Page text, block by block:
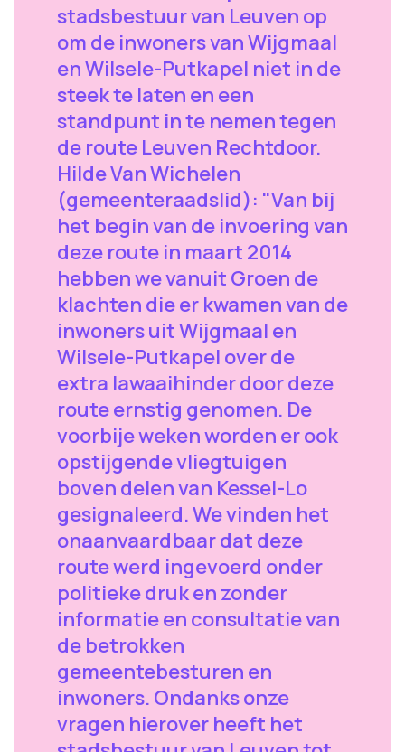
stadsbestuur van Leuven op
om de inwoners van Wijgmaal
en Wilsele-Putkapel niet in de
steek te laten en een
standpunt in te nemen tegen
de route Leuven Rechtdoor.
Hilde Van Wichelen
(gemeenteraadslid): "Van bij
het begin van de invoering van
deze route in maart 2014
hebben we vanuit Groen de
klachten die er kwamen van de
inwoners uit Wijgmaal en
Wilsele-Putkapel over de
extra lawaaihinder door deze
route ernstig genomen. De
voorbije weken worden er ook
opstijgende vliegtuigen
boven delen van Kessel-Lo
gesignaleerd. We vinden het
onaanvaardbaar dat deze
route werd ingevoerd onder
politieke druk en zonder
informatie en consultatie van
de betrokken
gemeentebesturen en
inwoners. Ondanks onze
vragen hierover heeft het